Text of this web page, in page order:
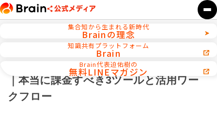
集合知から生まれる新時代
Brainの理念
知識共有プラットフォーム
Brain
Brain代表迫佑樹の
無料LINEマガジン
AI活用／自動化ツール
ChatGPTを解約したAIガチ勢の習慣10選
｜本当に課金すべき3ツールと活用ワー
クフロー